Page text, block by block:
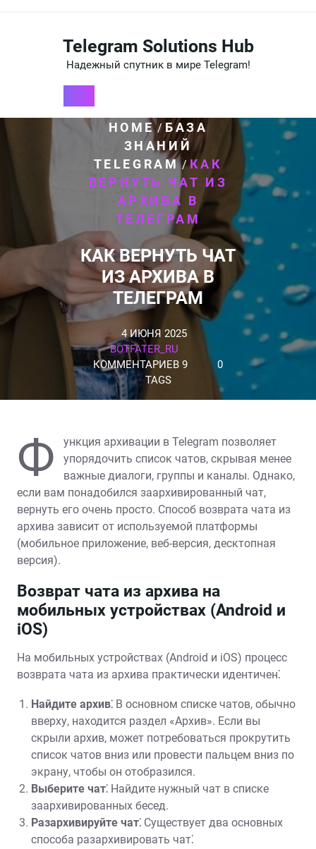
содержимомуTelegram Solutions Hub
Надежный спутник в мире Telegram!
HOME/ БАЗА
ЗНАНИЙ
TELEGRAM/КАК
ВЕРНУТЬ ЧАТ ИЗ
АРХИВА В
ТЕЛЕГРАМ
КАК ВЕРНУТЬ ЧАТ
ИЗ АРХИВА В
ТЕЛЕГРАМ
4 ИЮНЯ 2025
BOTFATER_RU
КОММЕНТАРИЕВ 9
0
TAGS
Ф
ункция архивации в Telegram позволяет
упорядочить список чатов, скрывая менее
важные диалоги, группы и каналы. Однако,
если вам понадобился заархивированный чат,
вернуть его очень просто. Способ возврата чата из
архива зависит от используемой платформы
(мобильное приложение, веб-версия, десктопная
версия).
Возврат чата из архива на
мобильных устройствах (Android и
iOS)
На мобильных устройствах (Android и iOS) процесс
возврата чата из архива практически идентичен⁚
Найдите архив⁚ В основном списке чатов, обычно
вверху, находится раздел «Архив». Если вы
скрыли архив, может потребоваться прокрутить
список чатов вниз или провести пальцем вниз по
экрану, чтобы он отобразился.
Выберите чат⁚ Найдите нужный чат в списке
заархивированных бесед.
Разархивируйте чат⁚ Существует два основных
способа разархивировать чат⁚